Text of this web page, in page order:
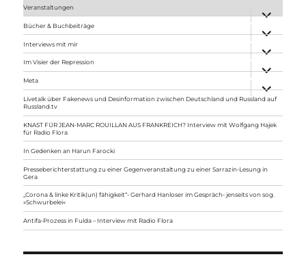
Veranstaltungen
anzeigen
Bücher & Buchbeiträge
anzeigen
Interviews mit mir
anzeigen
Im Visier der Repression
anzeigen
Meta
anzeigen
Livetalk über Fakenews und Desinformation zwischen Deutschland und Russland auf
Russland.tv
KNAST FÜR JEAN-MARC ROUILLAN AUS FRANKREICH? Interview mit Wolfgang Hajek
für Radio Flora
In Gedenken an Harun Farocki
Presseberichterstattung zu einer Gegenveranstaltung zu einer Sarrazin-Lesung in
Gera
„Corona & linke Kritik(un) fähigkeit“- Gerhard Hanloser im Gespräch- jenseits von sog.
»Schwurbelei«
Antifa-Prozess in Fulda – Interview mit Radio Flora